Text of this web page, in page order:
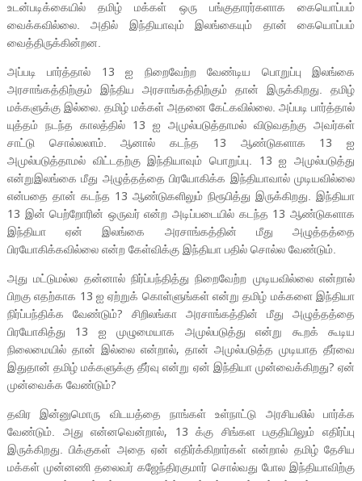
உடன்படிக்கையில் தமிழ் மக்கள் ஒரு பங்குதாரர்களாக கையொப்பம்
வைக்கவில்லை. அதில் இந்தியாவும் இலங்கையும் தான் கையொப்பம்
வைத்திருக்கின்றன.
அப்படி பார்த்தால் 13 ஐ நிறைவேற்ற வேண்டிய பொறுப்பு இலங்கை
அரசாங்கத்திற்கும் இந்திய அரசாங்கத்திற்கும் தான் இருக்கிறது. தமிழ்
மக்களுக்கு இல்லை. தமிழ் மக்கள் அதனை கேட்கவில்லை. அப்படி பார்த்தால்
யுத்தம் நடந்த காலத்தில் 13 ஐ அமுல்படுத்தாமல் விடுவதற்கு அவர்கள்
சாட்டு சொல்லலாம். ஆனால் கடந்த 13 ஆண்டுகளாக 13 ஐ
அமுல்படுத்தாமல் விட்டதற்கு இந்தியாவும் பொறுப்பு. 13 ஐ அமுல்படுத்து
என்றுஇலங்கை மீது அழுத்தத்தை பிரயோகிக்க இந்தியாவால் முடியவில்லை
என்பதை தான் கடந்த 13 ஆண்டுகளிலும் நிரூபித்து இருக்கிறது. இந்தியா
13 இன் பெற்றோரின் ஒருவர் என்ற அடிப்படையில் கடந்த 13 ஆண்டுகளாக
இந்தியா ஏன் இலங்கை அரசாங்கத்தின் மீது அழுத்தத்தை
பிரயோகிக்கவில்லை என்ற கேள்விக்கு இந்தியா பதில் சொல்ல வேண்டும்.
அது மட்டுமல்ல தன்னால் நிர்ப்பந்தித்து நிறைவேற்ற முடியவில்லை என்றால்
பிறகு எதற்காக 13 ஐ ஏற்றுக் கொள்ளுங்கள் என்று தமிழ் மக்களை இந்தியா
நிர்ப்பந்திக்க வேண்டும்? சிறிலங்கா அரசாங்கத்தின் மீது அழுத்தத்தை
பிரயோகித்து 13 ஐ முழுமையாக அமுல்படுத்து என்று கூறக் கூடிய
நிலைமையில் தான் இல்லை என்றால்,தான் அமுல்படுத்த முடியாத தீர்வை
இதுதான் தமிழ் மக்களுக்கு தீர்வு என்று ஏன் இந்தியா முன்வைக்கிறது?ஏன்
முன்வைக்க வேண்டும்?
தவிர இன்னுமொரு விடயத்தை நாங்கள் உள்நாட்டு அரசியலில் பார்க்க
வேண்டும். அது என்னவென்றால், 13 க்கு சிங்கள பகுதியிலும் எதிர்ப்பு
இருக்கிறது. பிக்குகள் அதை ஏன் எதிர்க்கிறார்கள் என்றால் தமிழ் தேசிய
மக்கள் முன்னணி தலைவர் கஜேந்திரகுமார் சொல்வது போல இந்தியாவிற்கு